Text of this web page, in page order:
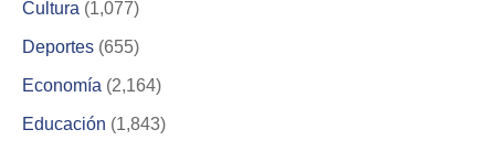
Cultura (1,077)
Deportes (655)
Economía (2,164)
Educación (1,843)